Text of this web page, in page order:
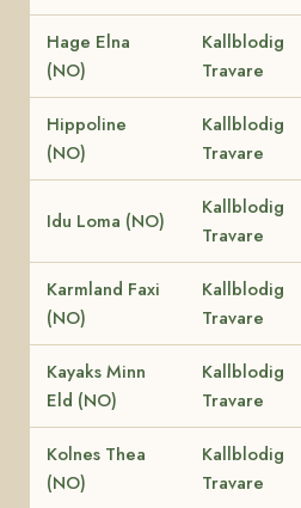
Hage Elna
(NO)
Kallblodig
Travare
Hippoline
(NO)
Kallblodig
Travare
Idu Loma (NO)
Kallblodig
Travare
Karmland Faxi
(NO)
Kallblodig
Travare
Kayaks Minn
Eld (NO)
Kallblodig
Travare
Kolnes Thea
(NO)
Kallblodig
Travare